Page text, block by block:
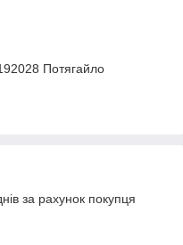
Потягайло
за рахунок покупця